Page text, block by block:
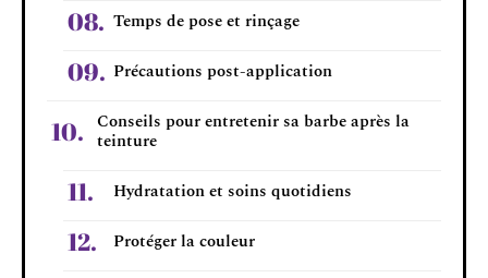
Temps de pose et rinçage
Précautions post-application
Conseils pour entretenir sa barbe après la
teinture
Hydratation et soins quotidiens
Protéger la couleur